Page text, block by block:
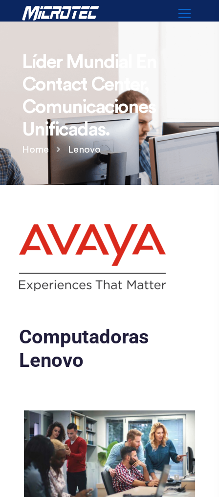
Líder Mundial En
Contact Center,
Comunicaciones
Unificadas.​
Home Lenovo
Computadoras
Lenovo